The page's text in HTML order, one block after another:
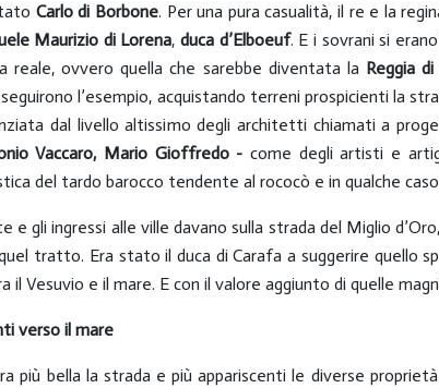
Carlo di Borbone. Per una pura casualità, il re e la
Maurizio di Lorena,duca d’Elboeuf. E i sovrani si
reale, ovvero quella che sarebbe diventata la Reggia
l’esempio, acquistando terreni prospicienti la
dal livello altissimo degli architetti chiamati a
Vaccaro, Mario Gioffredo - come degli artisti e
del tardo barocco tendente al rococò e in qualche
e gli ingressi alle ville davano sulla strada del Miglio
tratto. Era stato il duca di Carafa a suggerire quello
il Vesuvio e il mare. E con il valore aggiunto di quelle
verso il mare
più bella la strada e più appariscenti le diverse